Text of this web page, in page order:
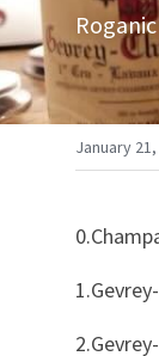
Roganic
January